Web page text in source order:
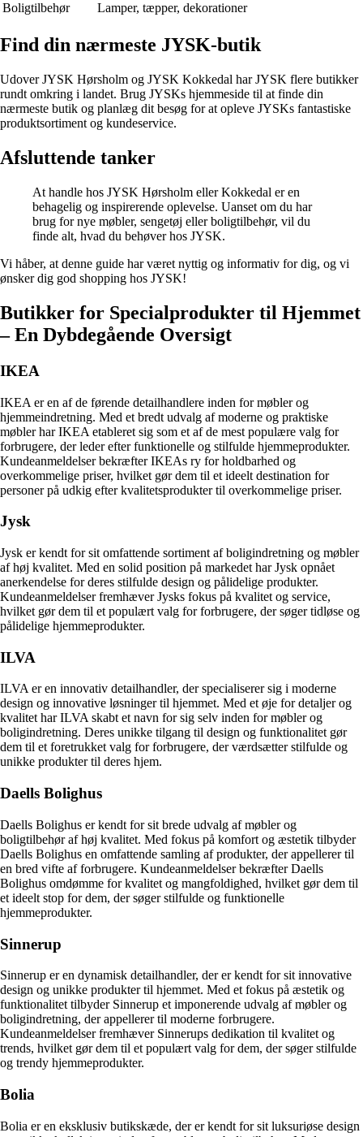
Boligtilbehør
Lamper, tæpper, dekorationer
Find din nærmeste JYSK-butik
Udover JYSK Hørsholm og JYSK Kokkedal har JYSK flere butikker
rundt omkring i landet. Brug JYSKs hjemmeside til at finde din
nærmeste butik og planlæg dit besøg for at opleve JYSKs fantastiske
produktsortiment og kundeservice.
Afsluttende tanker
At handle hos JYSK Hørsholm eller Kokkedal er en
behagelig og inspirerende oplevelse. Uanset om du har
brug for nye møbler, sengetøj eller boligtilbehør, vil du
finde alt, hvad du behøver hos JYSK.
Vi håber, at denne guide har været nyttig og informativ for dig, og vi
ønsker dig god shopping hos JYSK!
Butikker for Specialprodukter til Hjemmet
– En Dybdegående Oversigt
IKEA
IKEA er en af de førende detailhandlere inden for møbler og
hjemmeindretning. Med et bredt udvalg af moderne og praktiske
møbler har IKEA etableret sig som et af de mest populære valg for
forbrugere, der leder efter funktionelle og stilfulde hjemmeprodukter.
Kundeanmeldelser bekræfter IKEAs ry for holdbarhed og
overkommelige priser, hvilket gør dem til et ideelt destination for
personer på udkig efter kvalitetsprodukter til overkommelige priser.
Jysk
Jysk er kendt for sit omfattende sortiment af boligindretning og møbler
af høj kvalitet. Med en solid position på markedet har Jysk opnået
anerkendelse for deres stilfulde design og pålidelige produkter.
Kundeanmeldelser fremhæver Jysks fokus på kvalitet og service,
hvilket gør dem til et populært valg for forbrugere, der søger tidløse og
pålidelige hjemmeprodukter.
ILVA
ILVA er en innovativ detailhandler, der specialiserer sig i moderne
design og innovative løsninger til hjemmet. Med et øje for detaljer og
kvalitet har ILVA skabt et navn for sig selv inden for møbler og
boligindretning. Deres unikke tilgang til design og funktionalitet gør
dem til et foretrukket valg for forbrugere, der værdsætter stilfulde og
unikke produkter til deres hjem.
Daells Bolighus
Daells Bolighus er kendt for sit brede udvalg af møbler og
boligtilbehør af høj kvalitet. Med fokus på komfort og æstetik tilbyder
Daells Bolighus en omfattende samling af produkter, der appellerer til
en bred vifte af forbrugere. Kundeanmeldelser bekræfter Daells
Bolighus omdømme for kvalitet og mangfoldighed, hvilket gør dem til
et ideelt stop for dem, der søger stilfulde og funktionelle
hjemmeprodukter.
Sinnerup
Sinnerup er en dynamisk detailhandler, der er kendt for sit innovative
design og unikke produkter til hjemmet. Med et fokus på æstetik og
funktionalitet tilbyder Sinnerup et imponerende udvalg af møbler og
boligindretning, der appellerer til moderne forbrugere.
Kundeanmeldelser fremhæver Sinnerups dedikation til kvalitet og
trends, hvilket gør dem til et populært valg for dem, der søger stilfulde
og trendy hjemmeprodukter.
Bolia
Bolia er en eksklusiv butikskæde, der er kendt for sit luksuriøse design